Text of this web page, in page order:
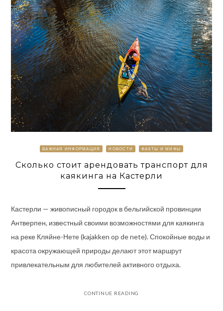
ВАЖНАЯ ИНФОРМАЦИЯ НОВОСТИ ФАКТЫ И МИФЫ
Сколько стоит арендовать транспорт для
каякинга на Кастерли
Кастерли — живописный городок в бельгийской провинции
Антверпен, известный своими возможностями для каякинга
на реке Кляйне-Нете (kajakken op de nete). Спокойные воды и
красота окружающей природы делают этот маршрут
привлекательным для любителей активного отдыха.
CONTINUE READING